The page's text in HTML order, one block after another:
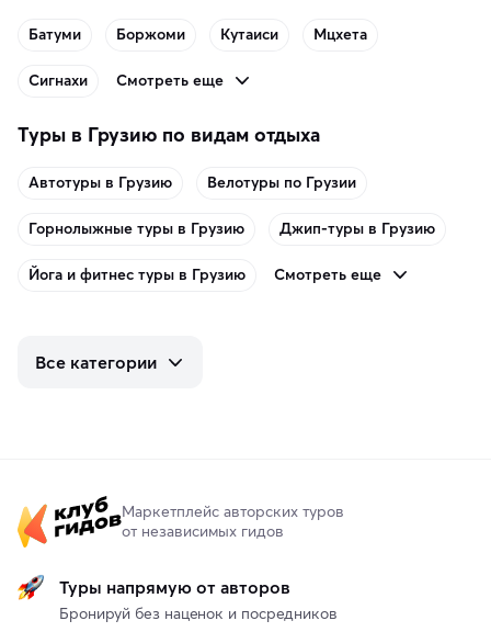
Батуми Боржоми Кутаиси Мцхета
Сигнахи Смотреть еще
Туры в Грузию по видам отдыха
Автотуры в Грузию Велотуры по Грузии
Горнолыжные туры в Грузию Джип-туры в Грузию
Йога и фитнес туры в Грузию Смотреть еще
Все категории
Маркетплейс авторских туров
от независимых гидов
Туры напрямую от авторов
Бронируй без наценок и посредников